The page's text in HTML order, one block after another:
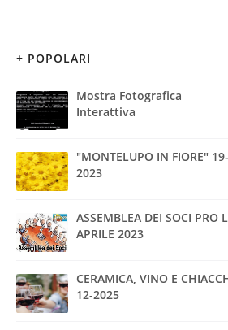
+ POPOLARI
Mostra Fotografica
Interattiva
"MONTELUPO IN FIORE"
2023
ASSEMBLEA DEI SOCI PRO
APRILE 2023
CERAMICA, VINO E
12-2025